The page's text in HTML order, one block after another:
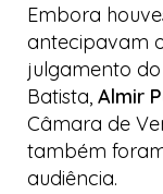
Embora
antecipavam
julgamento
Batista, Almir
Câmara de
também
audiência.